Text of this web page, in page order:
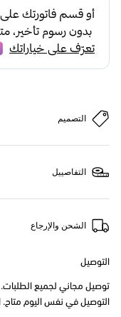
التصميم
التفاصييل
الشحن والإرجاع
التوصيل
توصيل مجاني لجميع الطلبات.
التوصيل في نفس اليوم متاح.